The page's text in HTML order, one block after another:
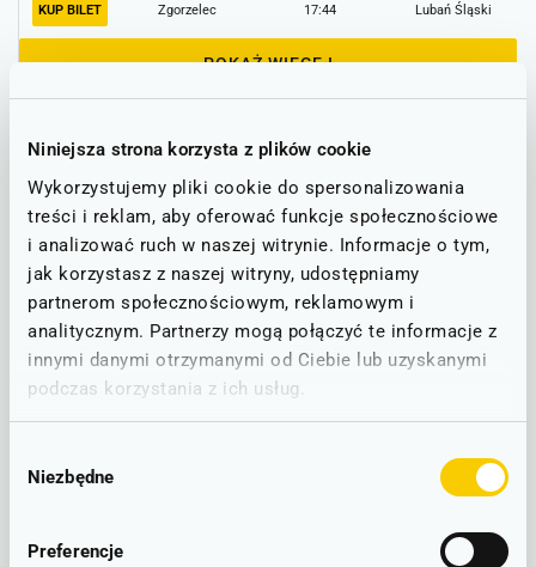
Niniejsza strona korzysta z plików cookie
Wykorzystujemy pliki cookie do spersonalizowania
treści i reklam, aby oferować funkcje społecznościowe
i analizować ruch w naszej witrynie. Informacje o tym,
jak korzystasz z naszej witryny, udostępniamy
partnerom społecznościowym, reklamowym i
analitycznym. Partnerzy mogą połączyć te informacje z
innymi danymi otrzymanymi od Ciebie lub uzyskanymi
podczas korzystania z ich usług.
zgody
Niezbędne
Preferencje
Zgorzelec 17:44 Lubań Śląski
KUP BILET
POKAŻ WIĘCEJ
Informacje o utrudnieniach
Poniżej znajdą Państwo informacje o ewentualnych
utrudnieniach na trasie, która obejmuje stacje PKP Zgorzelec
oraz Lubań Śląski.
Stan linii - informacje o utrudnieniach
STAN NA DZIEŃ: 09.08.2026
(22.06; 29.06.2026) oraz Zgorzelec - Lubań Śląski (20-29.06.2026).
UTRUDNIENIA W RUCHU